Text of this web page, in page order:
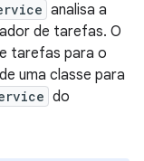
analisa a
de tarefas. O
tarefas para o
uma classe para
do